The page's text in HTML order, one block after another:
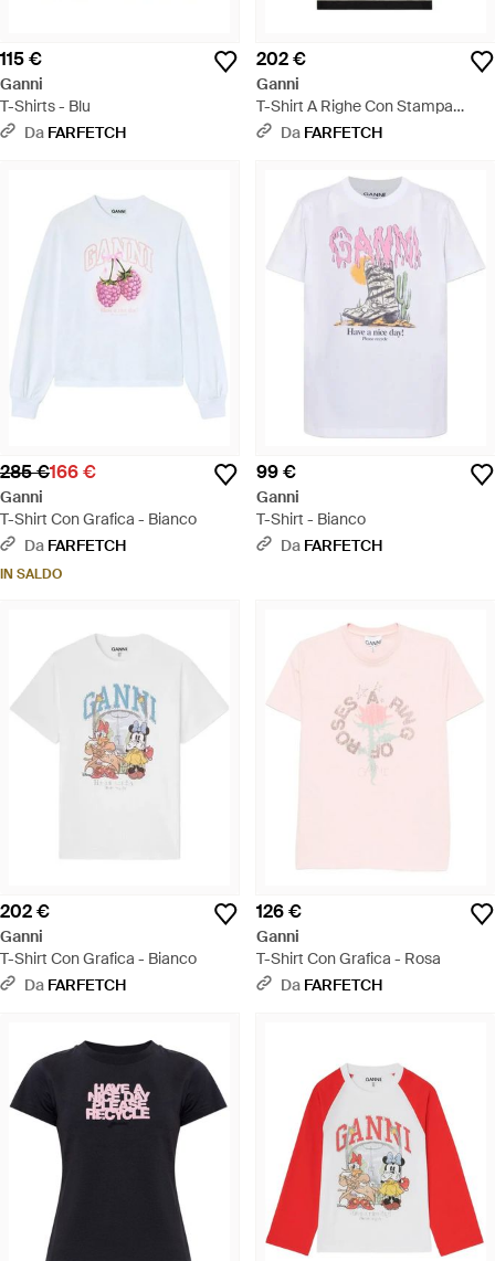
115 €
Ganni
T-Shirts - Blu
Da FARFETCH
202 €
Ganni
T-Shirt A Righe Con Stampa
Grafica - Nero
Da FARFETCH
285 €166 €
Ganni
T-Shirt Con Grafica - Bianco
Da FARFETCH
IN SALDO
99 €
Ganni
T-Shirt - Bianco
Da FARFETCH
202 €
Ganni
T-Shirt Con Grafica - Bianco
Da FARFETCH
126 €
Ganni
T-Shirt Con Grafica - Rosa
Da FARFETCH